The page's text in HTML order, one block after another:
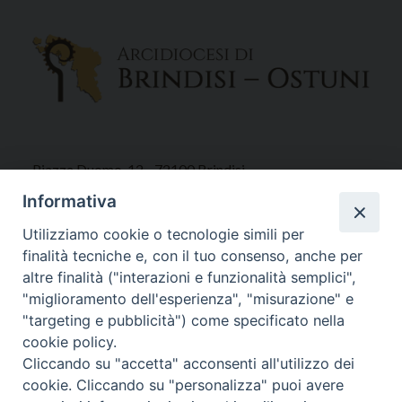
Piazza Duomo, 12 - 72100 Brindisi
Tel 0831.521958
Fax 0831.528315
Orari Curia
Mar. / Mer. / Giov. ore 9 - 13
nei mesi estivi solo Martedì ore 9 - 13
Informativa
Utilizziamo cookie o tecnologie simili per
finalità tecniche e, con il tuo consenso, anche per
altre finalità ("interazioni e funzionalità semplici",
"miglioramento dell'esperienza", "misurazione" e
"targeting e pubblicità") come specificato nella
cookie policy.
Cliccando su "accetta" acconsenti all'utilizzo dei
cookie. Cliccando su "personalizza" puoi avere